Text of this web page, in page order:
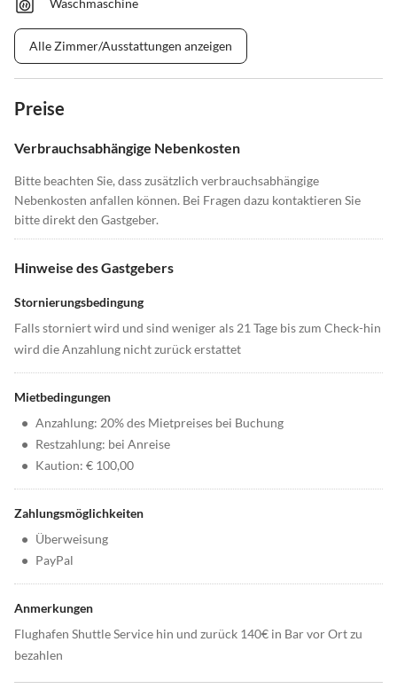
Waschmaschine
Alle Zimmer/Ausstattungen anzeigen
Preise
Verbrauchsabhängige Nebenkosten
Bitte beachten Sie, dass zusätzlich verbrauchsabhängige
Nebenkosten anfallen können. Bei Fragen dazu kontaktieren Sie
bitte direkt den Gastgeber.
Hinweise des Gastgebers
Stornierungsbedingung
Falls storniert wird und sind weniger als 21 Tage bis zum Check-hin
wird die Anzahlung nicht zurück erstattet
Mietbedingungen
• Anzahlung: 20% des Mietpreises bei Buchung
• Restzahlung: bei Anreise
• Kaution: € 100,00
Zahlungsmöglichkeiten
• Überweisung
• PayPal
Anmerkungen
Flughafen Shuttle Service hin und zurück 140€ in Bar vor Ort zu
bezahlen